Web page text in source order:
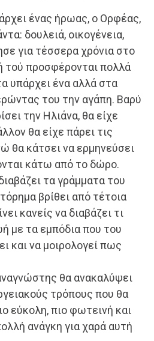
ένας ήρωας, ο Ορφέας,
δουλειά, οικογένεια,
για τέσσερα χρόνια στο
τού προσφέρονται πολλά
υπάρχει ένα αλλά στα
του την αγάπη. Βαρύ
την Ηλιάνα, θα είχε
θα είχε πάρει τις
θα κάτσει να ερμηνεύσει
κάτω από το δώρο.
τα γράμματα του
βρίθει από τέτοια
κανείς να διαβάζει τι
με τα εμπόδια που του
και να μοιρολογεί πως
θα ανακαλύψει
τρόπους που θα
εύκολη, πιο φωτεινή και
ανάγκη για χαρά αυτή